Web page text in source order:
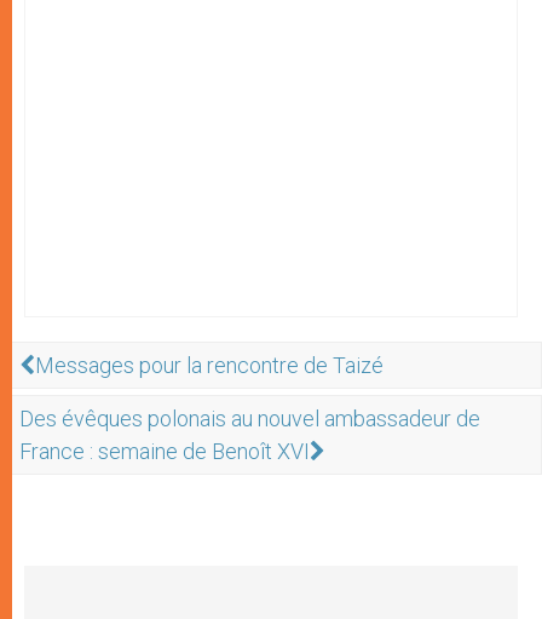
Messages pour la rencontre de Taizé
Des évêques polonais au nouvel ambassadeur de
France : semaine de Benoît XVI